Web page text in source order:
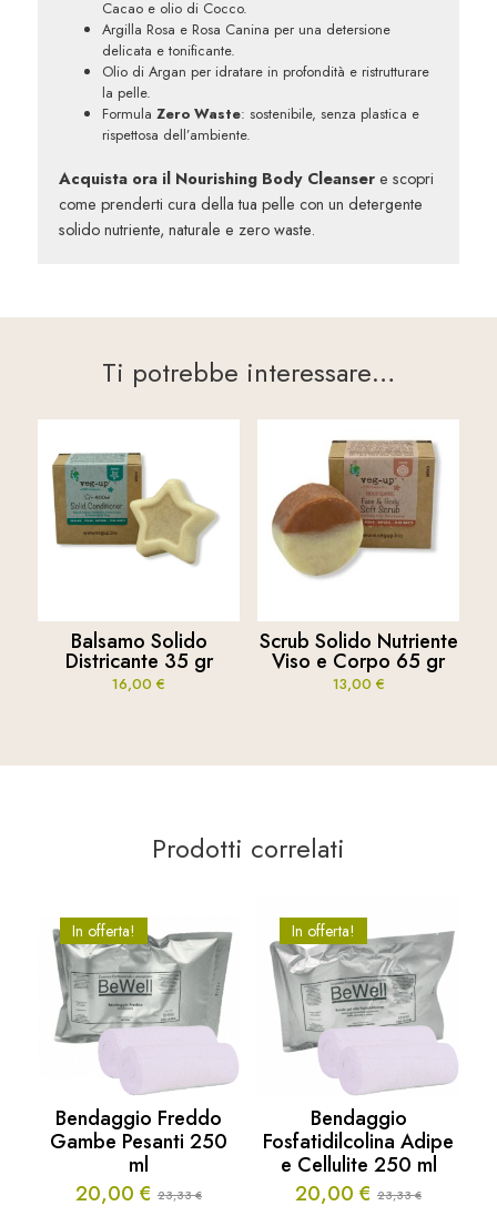
Cacao e olio di Cocco.
Argilla Rosa e Rosa Canina per una detersione
delicata e tonificante.
Olio di Argan per idratare in profondità e ristrutturare
la pelle.
Formula Zero Waste: sostenibile, senza plastica e
rispettosa dell’ambiente.
Acquista ora il Nourishing Body Cleanser e scopri
come prenderti cura della tua pelle con un detergente
solido nutriente, naturale e zero waste.
Ti potrebbe interessare…
Balsamo Solido
Districante 35 gr
16,00 €
Scrub Solido Nutriente
Viso e Corpo 65 gr
13,00 €
Prodotti correlati
In offerta!
Bendaggio Freddo
Gambe Pesanti 250
ml
23,33€
Il
20,00 €
Il
In offerta!
Bendaggio
Fosfatidilcolina Adipe
e Cellulite 250 ml
23,33€
Il
20,00 €
Il